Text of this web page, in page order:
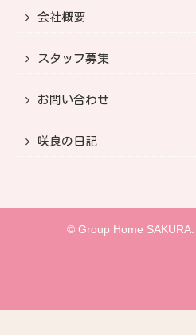
会社概要
スタッフ募集
お問い合わせ
咲良の日記
© Group Home SAKURA.